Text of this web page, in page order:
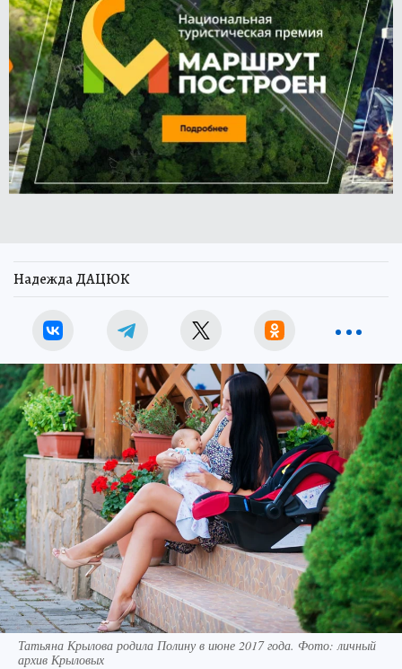
Надежда ДАЦЮК
Татьяна Крылова родила Полину в июне 2017 года. Фото: личный
архив Крыловых